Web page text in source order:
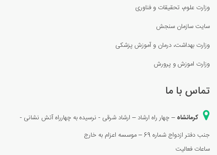
وزارت علوم، تحقیقات و فناوری
سایت سازمان سنجش
وزارت بهداشت، درمان و آموزش پزشكی
وزارت اموزش و پرورش
تماس با ما
کرمانشاه– چهار راه ارشاد – ارشاد شرقی - نرسیده به چهارراه آتش نشانی -
جنب دفتر ازدواج شماره 69 – موسسه اعزام به خارج
ساعات فعالیت